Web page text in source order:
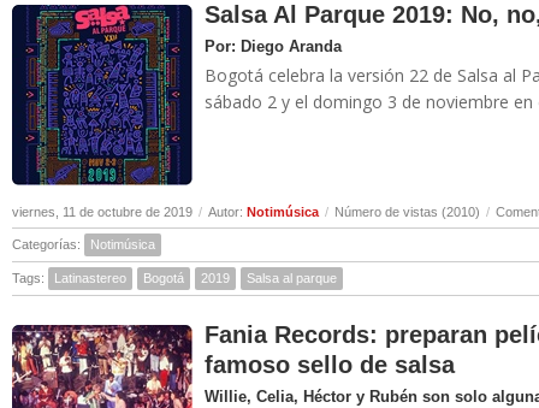
Salsa Al Parque 2019: No,
Por: Diego Aranda
Bogotá celebra la versión 22 de Salsa al
sábado 2 y el domingo 3 de noviembre
viernes, 11 de octubre de 2019 / Autor: Notimúsica / Número de vistas (2010) /
Categorías: Notimúsica
Tags: Latinastereo Bogotá 2019 Salsa al parque
Fania Records: preparan
famoso sello de salsa
Willie, Celia, Héctor y Rubén son solo